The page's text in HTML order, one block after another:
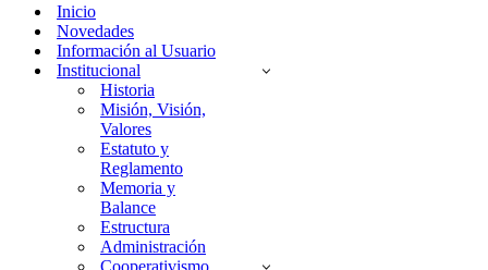
Inicio
Novedades
Información al Usuario
Institucional
Historia
Misión, Visión,
Valores
Estatuto y
Reglamento
Memoria y
Balance
Estructura
Administración
Cooperativismo